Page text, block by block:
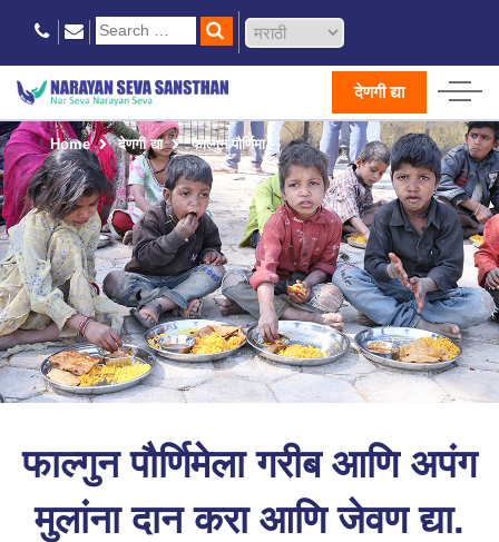
देणगी द्या
Home देणगी द्या फाल्गुन पौर्णिमा
फाल्गुन पौर्णिमेला गरीब आणि अपंग
मुलांना दान करा आणि जेवण द्या.